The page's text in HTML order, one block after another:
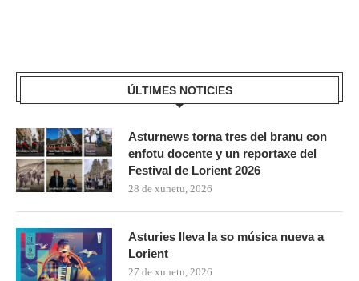
ÚLTIMES NOTICIES
Asturnews torna tres del branu con
enfotu docente y un reportaxe del
Festival de Lorient 2026
28 de xunetu, 2026
Asturies lleva la so música nueva a
Lorient
27 de xunetu, 2026